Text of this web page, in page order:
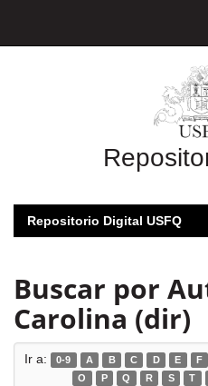
Repositorio Digital USFQ
Buscar por
Carolina (dir)
Ir a: 0-9 A B C D E F
O
P Q R S T